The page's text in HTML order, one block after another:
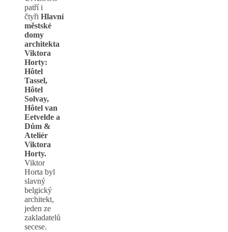
patří i
čtyři Hlavní
městské
domy
architekta
Viktora
Horty:
Hôtel
Tassel,
Hôtel
Solvay,
Hôtel van
Eetvelde a
Dům &
Ateliér
Viktora
Horty.
Viktor
Horta byl
slavný
belgický
architekt,
jeden ze
zakladatelů
secese.